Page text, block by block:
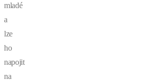
mladé
a
lze
ho
napojit
na